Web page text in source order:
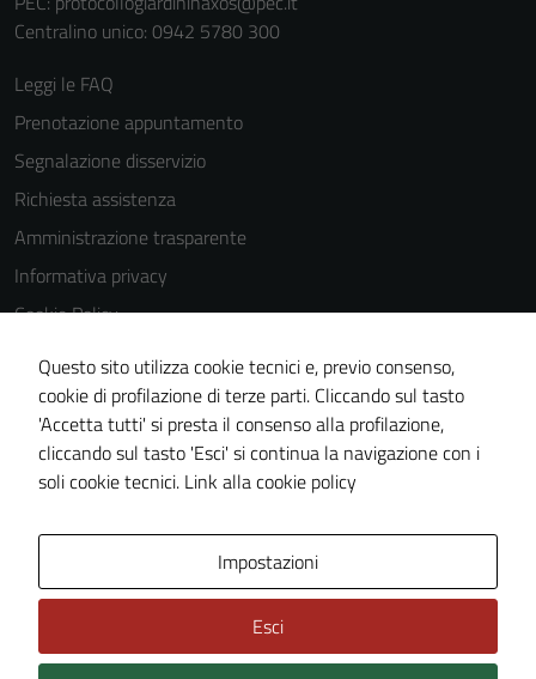
Centralino unico: 0942 5780 300
Leggi le FAQ
Prenotazione appuntamento
Segnalazione disservizio
Richiesta assistenza
Amministrazione trasparente
Informativa privacy
Cookie Policy
Note legali
Dichiarazione di accessibilità
Obiettivi di accessibilità
Piano di miglioramento del sito
Questo sito utilizza cookie tecnici e, previo consenso,
cookie di profilazione di terze parti. Cliccando sul tasto
'Accetta tutti' si presta il consenso alla profilazione,
cliccando sul tasto 'Esci' si continua la navigazione con i
soli cookie tecnici. Link alla cookie policy
Impostazioni
Esci